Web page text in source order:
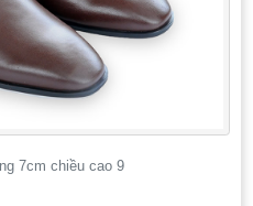
7cm chiều cao 9